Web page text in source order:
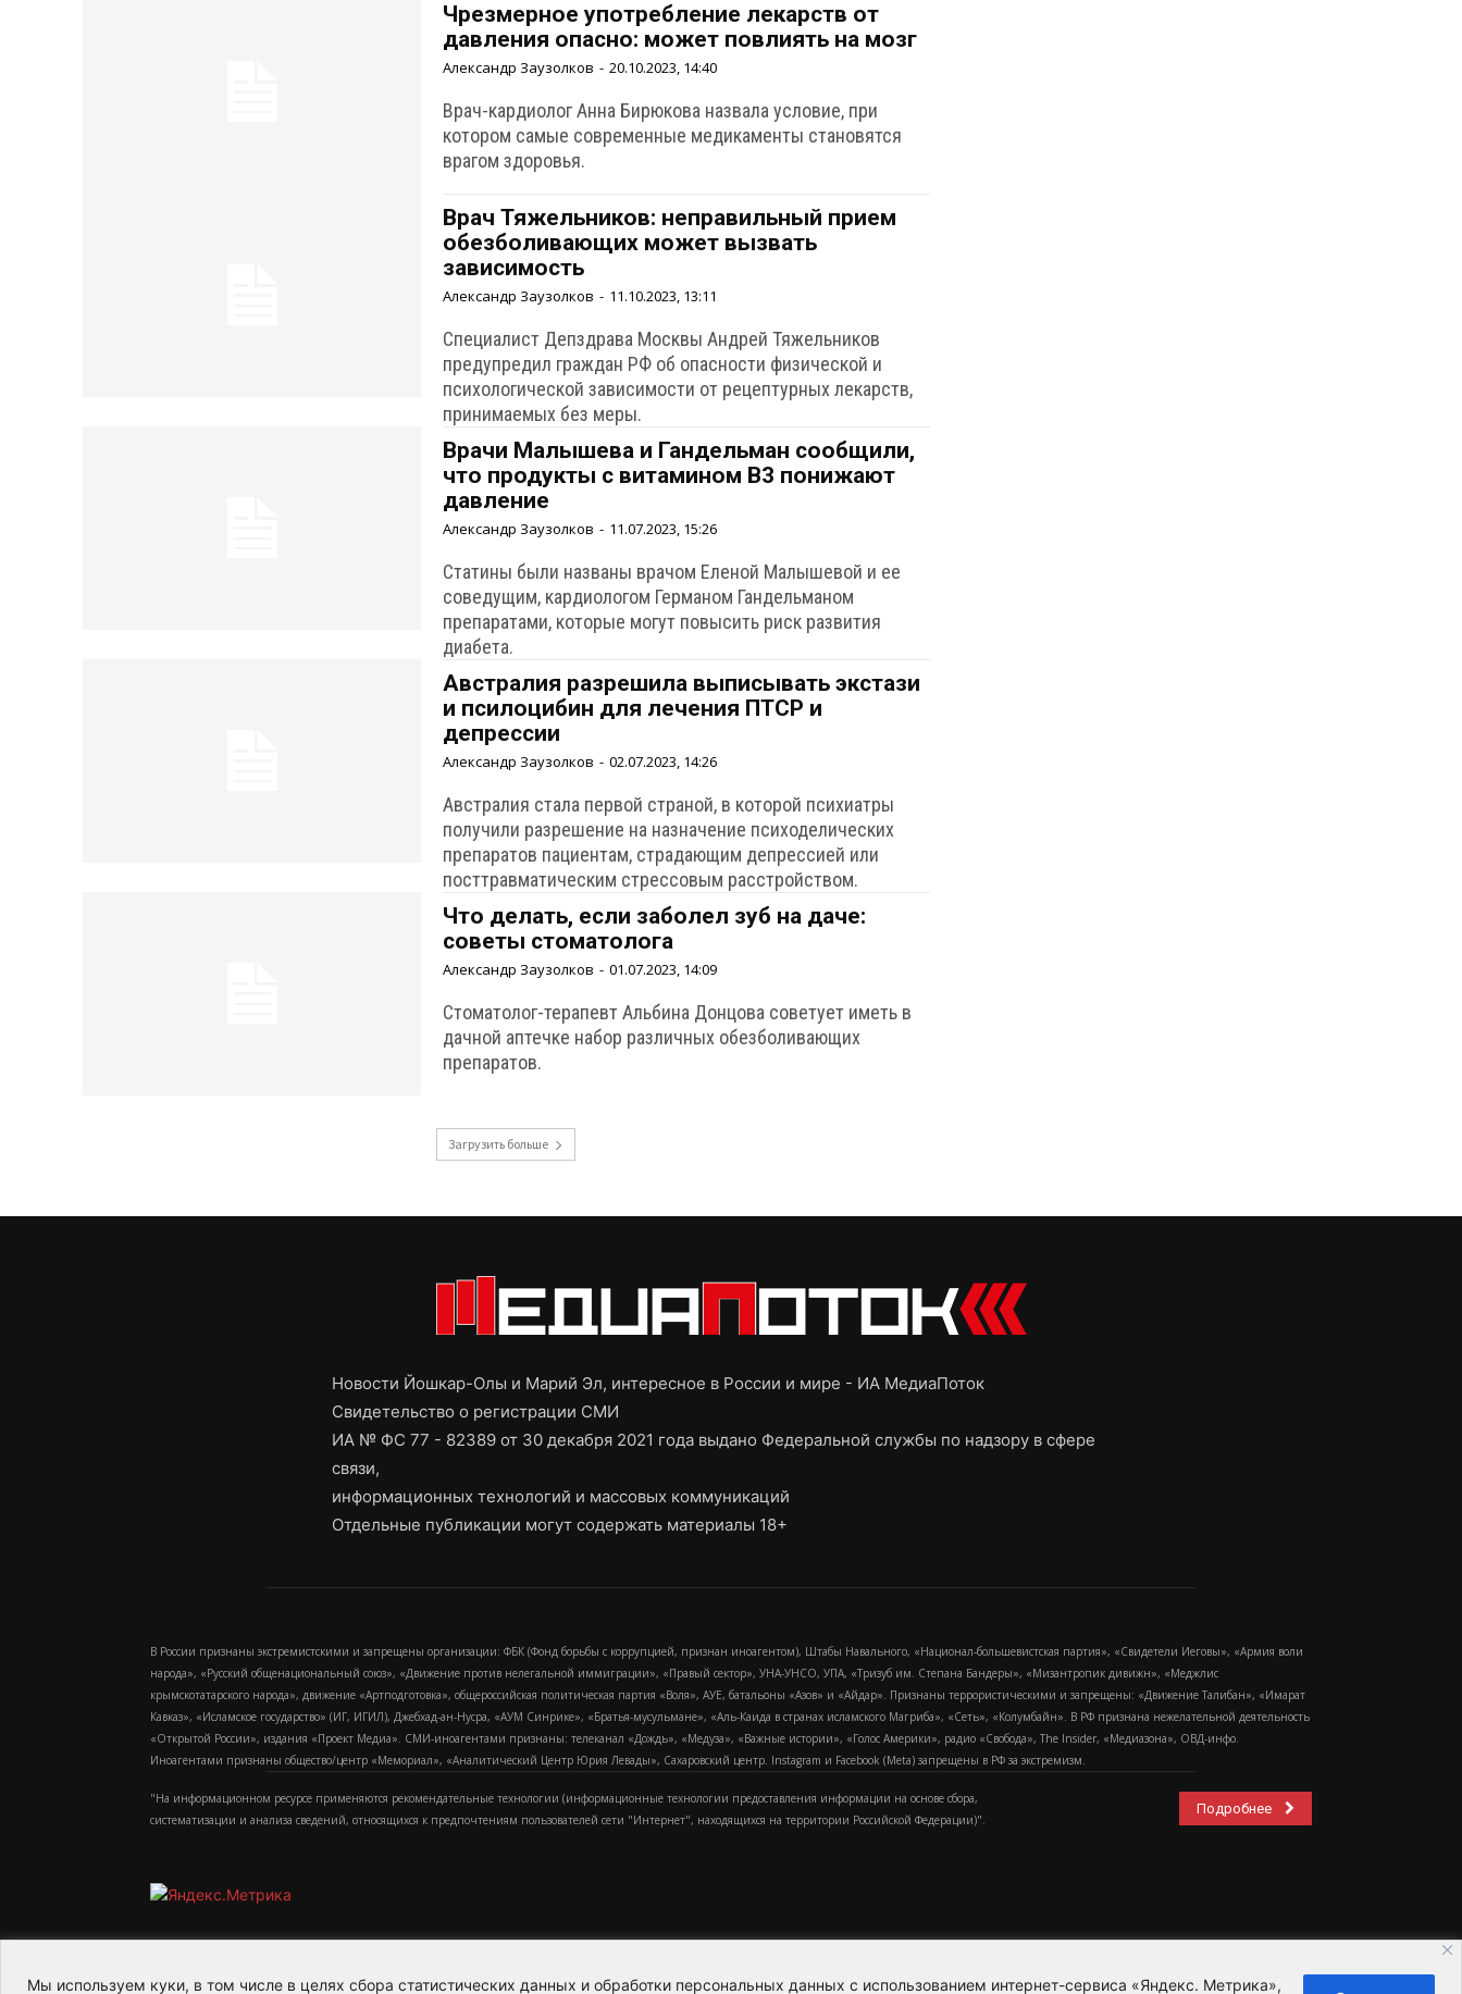
Мы используем куки, в том числе в целях сбора статистических данных и обработки персональных данных с использованием интернет-сервиса «Яндекс. Метрика»,
Чрезмерное употребление лекарств от
давления опасно: может повлиять на мозг
Александр Заузолков - 20.10.2023, 14:40
Врач-кардиолог Анна Бирюкова назвала условие, при
котором самые современные медикаменты становятся
врагом здоровья.
Врач Тяжельников: неправильный прием
обезболивающих может вызвать
зависимость
Александр Заузолков - 11.10.2023, 13:11
Специалист Депздрава Москвы Андрей Тяжельников
предупредил граждан РФ об опасности физической и
психологической зависимости от рецептурных лекарств,
принимаемых без меры.
Врачи Малышева и Гандельман сообщили,
что продукты с витамином B3 понижают
давление
Александр Заузолков - 11.07.2023, 15:26
Статины были названы врачом Еленой Малышевой и ее
соведущим, кардиологом Германом Гандельманом
препаратами, которые могут повысить риск развития
диабета.
Австралия разрешила выписывать экстази
и псилоцибин для лечения ПТСР и
депрессии
Александр Заузолков - 02.07.2023, 14:26
Австралия стала первой страной, в которой психиатры
получили разрешение на назначение психоделических
препаратов пациентам, страдающим депрессией или
посттравматическим стрессовым расстройством.
Что делать, если заболел зуб на даче:
советы стоматолога
Александр Заузолков - 01.07.2023, 14:09
Стоматолог-терапевт Альбина Донцова советует иметь в
дачной аптечке набор различных обезболивающих
препаратов.
Загрузить больше
Новости Йошкар-Олы и Марий Эл, интересное в России и мире - ИА МедиаПоток
Свидетельство о регистрации СМИ
ИА № ФС 77 - 82389 от 30 декабря 2021 года выдано Федеральной службы по надзору в сфере
связи,
информационных технологий и массовых коммуникаций
Отдельные публикации могут содержать материалы 18+
В России признаны экстремистскими и запрещены организации: ФБК (Фонд борьбы с коррупцией, признан иноагентом), Штабы Навального, «Национал-большевистская партия», «Свидетели Иеговы», «Армия воли
народа», «Русский общенациональный союз», «Движение против нелегальной иммиграции», «Правый сектор», УНА-УНСО, УПА, «Тризуб им. Степана Бандеры», «Мизантропик дивижн», «Меджлис
крымскотатарского народа», движение «Артподготовка», общероссийская политическая партия «Воля», АУЕ, батальоны «Азов» и «Айдар». Признаны террористическими и запрещены: «Движение Талибан», «Имарат
Кавказ», «Исламское государство» (ИГ, ИГИЛ), Джебхад-ан-Нусра, «АУМ Синрике», «Братья-мусульмане», «Аль-Каида в странах исламского Магриба», «Сеть», «Колумбайн». В РФ признана нежелательной деятельность
«Открытой России», издания «Проект Медиа». СМИ-иноагентами признаны: телеканал «Дождь», «Медуза», «Важные истории», «Голос Америки», радио «Свобода», The Insider, «Медиазона», ОВД-инфо.
Иноагентами признаны общество/центр «Мемориал», «Аналитический Центр Юрия Левады», Сахаровский центр. Instagram и Facebook (Metа) запрещены в РФ за экстремизм.
"На информационном ресурсе применяются рекомендательные технологии (информационные технологии предоставления информации на основе сбора,
систематизации и анализа сведений, относящихся к предпочтениям пользователей сети "Интернет", находящихся на территории Российской Федерации)".
Подробнее